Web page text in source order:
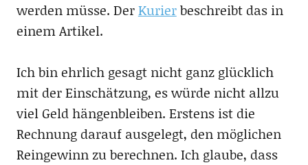
werden müsse. DerKurierbeschreibt das in
einem Artikel.
Ich bin ehrlich gesagt nicht ganz glücklich
mit der Einschätzung, es würde nicht allzu
viel Geld hängenbleiben. Erstens ist die
Rechnung darauf ausgelegt, den möglichen
Reingewinn zu berechnen. Ich glaube, dass